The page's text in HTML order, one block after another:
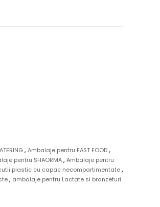
,Ambalaje pentru FAST FOOD,
pentru SHAORMA, Ambalaje pentru
plastic cu capac necompartimentate,
, ambalaje pentru Lactate si branzeturi